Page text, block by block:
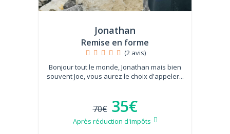
Jonathan
Remise en forme
(2 avis)
Bonjour tout le monde, Jonathan mais bien
souvent Joe, vous aurez le choix d'appeler...
70€ 35€
Après réduction d'impôts